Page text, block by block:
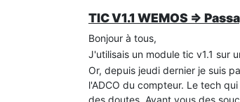
TIC V1.1 WEMOS =>
Bonjour à tous,
J'utilisais un module tic v1.1 sur
Or, depuis jeudi dernier je suis
l'ADCO du compteur. Le tech
des doutes. Ayant vous des